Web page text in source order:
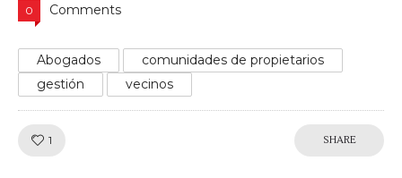
0 Comments
Abogados
comunidades de propietarios
gestión
vecinos
1 SHARE